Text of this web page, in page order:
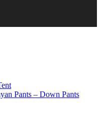
Pants – Down Pants